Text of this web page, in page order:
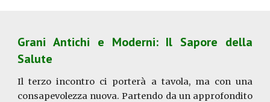
Grani Antichi e Moderni: Il Sapore della
Salute
Il terzo incontro ci porterà a tavola, ma con una
consapevolezza nuova. Partendo da un approfondito